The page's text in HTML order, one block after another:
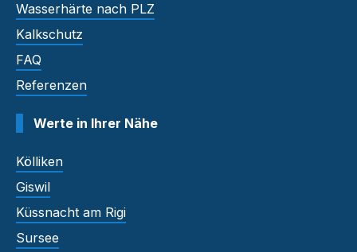
Wasserhärte nach PLZ
Kalkschutz
FAQ
Referenzen
Werte in Ihrer Nähe
Kölliken
Giswil
Küssnacht am Rigi
Sursee